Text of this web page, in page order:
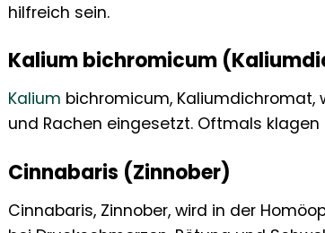
hilfreich sein.
Kalium bichromicum
Kalium bichromicum, Kaliumdichromat,
und Rachen eingesetzt. Oftmals
Cinnabaris (Zinnober)
Cinnabaris, Zinnober, wird in der